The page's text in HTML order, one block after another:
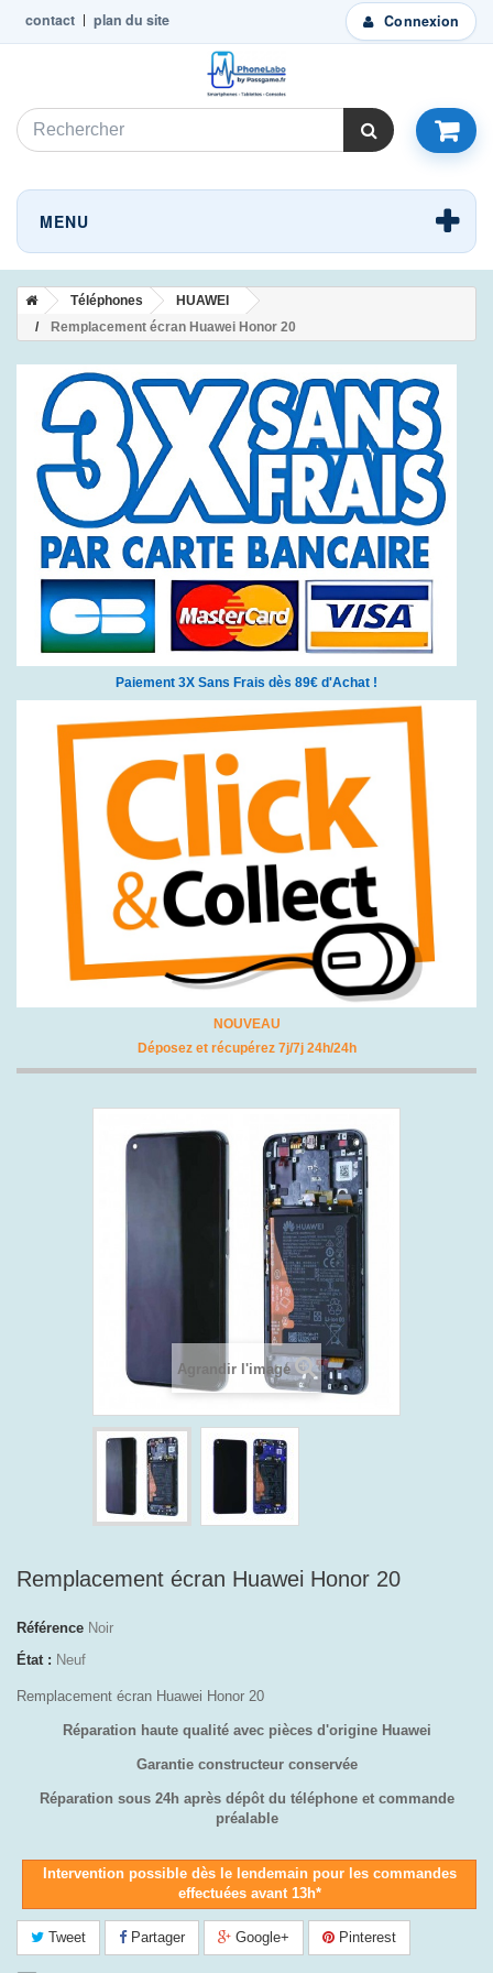
Connexion
contact plan du site
MENU
Téléphones
HUAWEI
Remplacement écran Huawei Honor 20
Paiement 3X Sans Frais dès 89€ d'Achat !
NOUVEAU
Déposez et récupérez 7j/7j 24h/24h
Agrandir l'image
Remplacement écran Huawei Honor 20
Référence Noir
État : Neuf
Remplacement écran Huawei Honor 20
Réparation haute qualité avec pièces d'origine Huawei
Garantie constructeur conservée
Réparation sous 24h après dépôt du téléphone et commande
préalable
Intervention possible dès le lendemain pour les commandes
effectuées avant 13h*
Tweet Partager Google+ Pinterest